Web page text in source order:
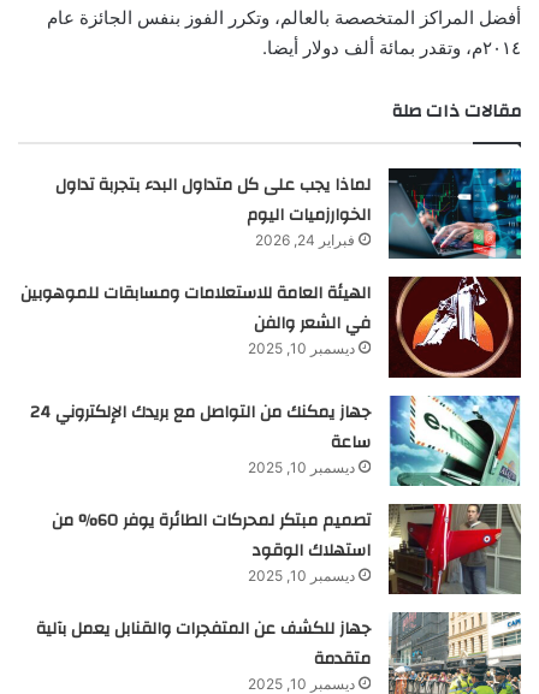
أفضل المراكز المتخصصة بالعالم، وتكرر الفوز بنفس الجائزة عام
٢٠١٤م، وتقدر بمائة ألف دولار أيضا.
مقالات ذات صلة
لماذا يجب على كل متداول البدء بتجربة تداول
الخوارزميات اليوم
فبراير 24, 2026
الهيئة العامة للاستعلامات ومسابقات للموهوبين
في الشعر والفن
ديسمبر 10, 2025
جهاز يمكنك من التواصل مع بريدك الإلكتروني 24
ساعة
ديسمبر 10, 2025
تصميم مبتكر لمحركات الطائرة يوفر 60% من
استهلاك الوقود
ديسمبر 10, 2025
جهاز للكشف عن المتفجرات والقنابل يعمل بآلية
متقدمة
ديسمبر 10, 2025